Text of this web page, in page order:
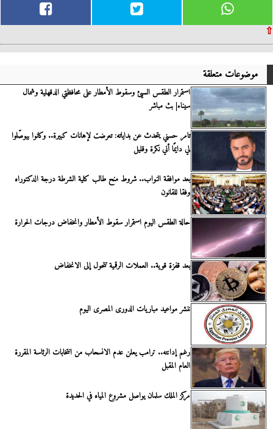
⇧
موضوعات متعلقة
استمرار الطقس السيئ وسقوط الأمطار على محافظتي الدقهلية وشمال
سيناء| بث مباشر
تامر حسني يتحدث عن بداياته: تعرضت لإهانات كبيرة.. وكانوا بيوصّلوا
لي دايمًا أني نكرة وقليل
بعد موافقة النواب.. شروط منح طالب كلية الشرطة درجة الدكتوراه
وفقا للقانون
حالة الطقس اليوم استمرار سقوط الأمطار وانخفاض درجات الحرارة
بعد قفزة قوية.. العملات الرقمية تتحول إلى الانخفاض
ننشر مواعيد مباريات الدورى المصرى اليوم
رغم إدانته.. ترامب يعلن عدم الانسحاب من انتخابات الرئاسة المقررة
العام المقبل
مركز الملك سلمان يواصل مشروع المياه في الحديدة